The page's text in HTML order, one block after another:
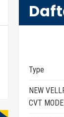
Type
NEW
CVT